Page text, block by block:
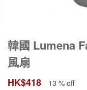
韓國 Lumena
風扇
HK$418
13 % off